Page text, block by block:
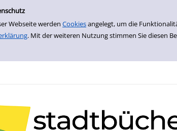
Webseite werden Cookiesangelegt, um die
. Mit der weiteren Nutzung stimmen Sie diesen